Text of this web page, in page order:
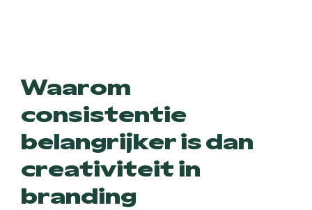
Waarom
consistentie
belangrijker is dan
creativiteit in
branding